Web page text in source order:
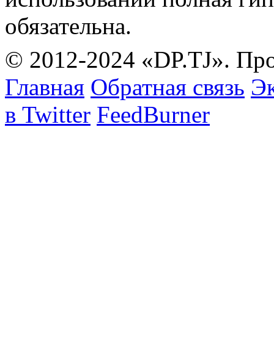
обязательна.
© 2012-2024 «DP.TJ».
Главная Обратная связь
в Twitter FeedBurner